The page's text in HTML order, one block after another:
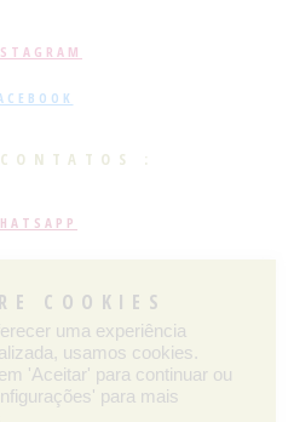
:
: +55 (79) 3012- 5575
s/n, povoado sáude -
- Sergipe, CEP:
direitos reservados.
COOKIES
uma experiência
usamos cookies.
'Aceitar' para continuar ou
para mais